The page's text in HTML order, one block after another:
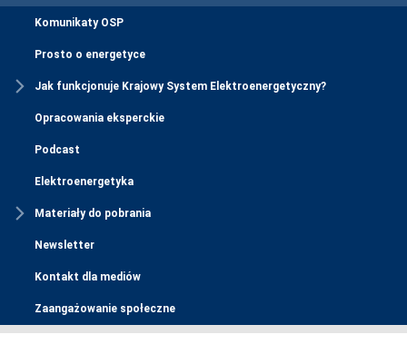
Komunikaty OSP
Prosto o energetyce
Jak funkcjonuje Krajowy System Elektroenergetyczny?
Opracowania eksperckie
Podcast
Elektroenergetyka
Materiały do pobrania
Newsletter
Kontakt dla mediów
Zaangażowanie społeczne